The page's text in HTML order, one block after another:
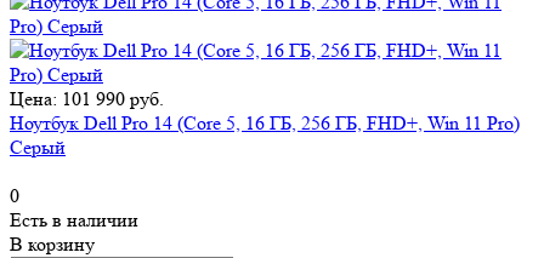
Цена: 101 990 руб.
Ноутбук Dell Pro 14 (Core 5, 16 ГБ, 256 ГБ, FHD+, Win 11 Pro)
Серый
0
Есть в наличии
В корзину